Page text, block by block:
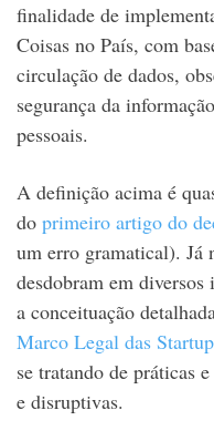
finalidade de
Coisas no País, com
circulação de dados,
segurança da
pessoais.
A definição acima é
do primeiro artigo do
um erro gramatical). Já
desdobram em diversos
a conceituação
Marco Legal das
se tratando de práticas
e disruptivas.